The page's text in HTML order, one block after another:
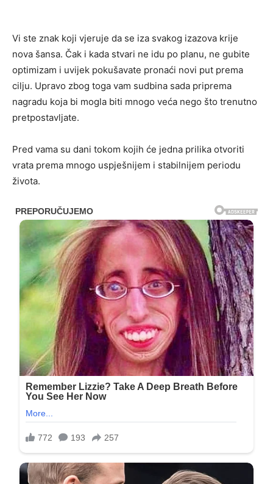
Vi ste znak koji vjeruje da se iza svakog izazova krije
nova šansa. Čak i kada stvari ne idu po planu, ne gubite
optimizam i uvijek pokušavate pronaći novi put prema
cilju. Upravo zbog toga vam sudbina sada priprema
nagradu koja bi mogla biti mnogo veća nego što trenutno
pretpostavljate.
Pred vama su dani tokom kojih će jedna prilika otvoriti
vrata prema mnogo uspješnijem i stabilnijem periodu
života.